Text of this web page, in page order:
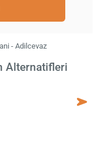
- Adilcevaz
Alternatifleri